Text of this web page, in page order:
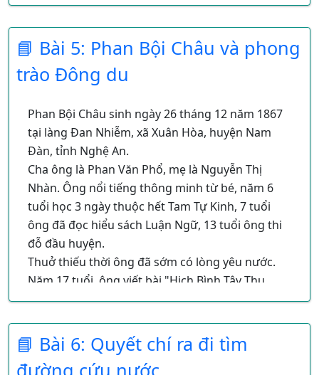
Cần Vương:
Khởi nghĩa Ba Đình (Thanh Hóa) do
Phạm Bành – Đinh Công Tráng lãnh
đạo
Khởi nghĩa Bãi Sậy (Hưng Yên) do
Khởi nghĩa Hương Khê (Hà Tĩnh) do
Phan Đình Phùng lãnh đạo.
nguồn nhân công rẻ mạt ở nước ta, nhằm sản
xuất các mặt hàng thu lãi lớn, phục vụ sinh
hoạt của người Pháp ở Việt Nam. Chúng cướp
đất của nông dân lập đồn điền trồng Cao Su,
Chè, Cà Phê... đồng thời hệ thống giao thông
vận tải được xây dựng, lần đầu tiên ở Việt Nam
có đường ô tô, xe lửa.
📘 Bài 5: Phan Bội Châu và phong
trào Đông du
Phan Bội Châu sinh ngày 26 tháng 12 năm 1867
tại làng Đan Nhiễm, xã Xuân Hòa, huyện Nam
Đàn, tỉnh Nghệ An.
Cha ông là Phan Văn Phổ, mẹ là Nguyễn Thị
Nhàn. Ông nổi tiếng thông minh từ bé, năm 6
tuổi học 3 ngày thuộc hết Tam Tự Kinh, 7 tuổi
ông đã đọc hiểu sách Luận Ngữ, 13 tuổi ông thi
đỗ đầu huyện.
Thuở thiếu thời ông đã sớm có lòng yêu nước.
Năm 17 tuổi, ông viết bài "Hịch Bình Tây Thu
Bắc" đem dán ở cây đa đầu làng để hưởng ứng
tuổi (1885), ông cùng bạn là Trần Văn Lương
lập đội "Sĩ tử Cần Vương" (hơn 60 người) chống
📘 Bài 6: Quyết chí ra đi tìm
đường cứu nước